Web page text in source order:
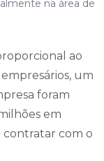
na área de
ao
um
foram
em
contratar com o